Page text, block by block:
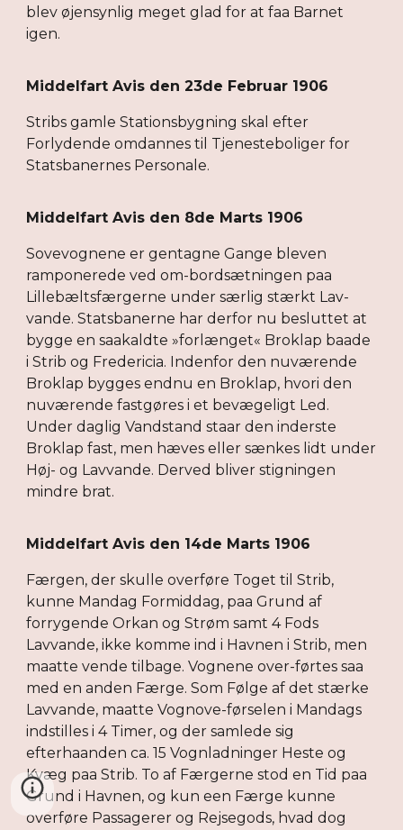
blev øjensynlig meget glad for at faa Barnet
igen.
Middelfart Avis den 23de Februar 1906
Stribs gamle Stationsbygning skal efter
Forlydende omdannes til Tjenesteboliger for
Statsbanernes Personale.
Middelfart Avis den 8de Marts 1906
Sovevognene er gentagne Gange bleven
ramponerede ved om-bordsætningen paa
Lillebæltsfærgerne under særlig stærkt Lav-
vande. Statsbanerne har derfor nu besluttet at
bygge en saakaldte »forlænget« Broklap baade
i Strib og Fredericia. Indenfor den nuværende
Broklap bygges endnu en Broklap, hvori den
nuværende fastgøres i et bevægeligt Led.
Under daglig Vandstand staar den inderste
Broklap fast, men hæves eller sænkes lidt under
Høj- og Lavvande. Derved bliver stigningen
mindre brat.
Middelfart Avis den 14de Marts 1906
Færgen, der skulle overføre Toget til Strib,
kunne Mandag Formiddag, paa Grund af
forrygende Orkan og Strøm samt 4 Fods
Lavvande, ikke komme ind i Havnen i Strib, men
maatte vende tilbage. Vognene over-førtes saa
med en anden Færge. Som Følge af det stærke
Lavvande, maatte Vognove-førselen i Mandags
indstilles i 4 Timer, og der samlede sig
efterhaanden ca. 15 Vognladninger Heste og
Kvæg paa Strib. To af Færgerne stod en Tid paa
Grund i Havnen, og kun een Færge kunne
overføre Passagerer og Rejsegods, hvad dog